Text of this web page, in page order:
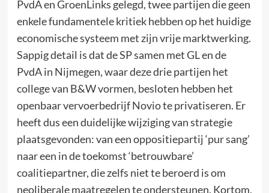
PvdA en GroenLinks gelegd, twee partijen die geen
enkele fundamentele kritiek hebben op het huidige
economische systeem met zijn vrije marktwerking.
Sappig detail is dat de SP samen met GL en de
PvdA in Nijmegen, waar deze drie partijen het
college van B&W vormen, besloten hebben het
openbaar vervoerbedrijf Novio te privatiseren. Er
heeft dus een duidelijke wijziging van strategie
plaatsgevonden: van een oppositiepartij ‘pur sang’
naar een in de toekomst ‘betrouwbare’
coalitiepartner, die zelfs niet te beroerd is om
neoliberale maatregelen te ondersteunen. Kortom,